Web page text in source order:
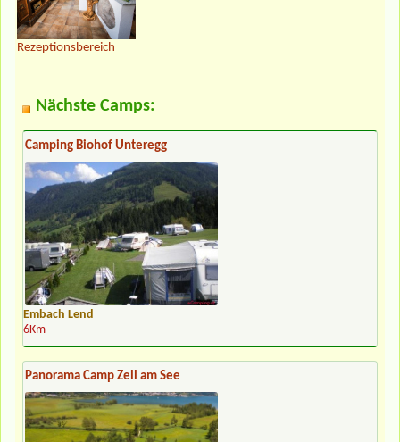
Rezeptionsbereich
Nächste Camps:
Camping Biohof Unteregg
Embach Lend
6Km
Panorama Camp Zell am See